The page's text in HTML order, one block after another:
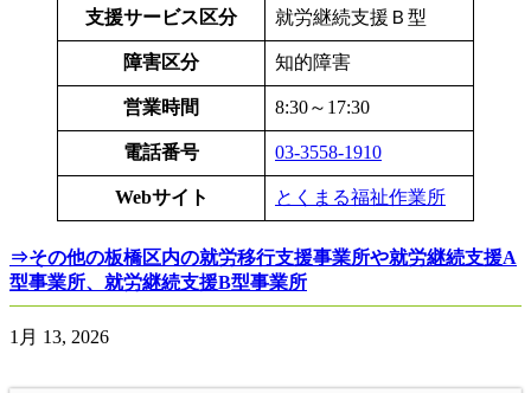
支援サービス区分 就労継続支援Ｂ型
障害区分 知的障害
営業時間 8:30～17:30
電話番号 03-3558-1910
Webサイト とくまる福祉作業所
⇒その他の板橋区内の就労移行支援事業所や就労継続支援A
型事業所、就労継続支援B型事業所
1月 13, 2026